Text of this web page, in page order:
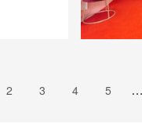
0
2[missing
3[missing
4[missing
5 …